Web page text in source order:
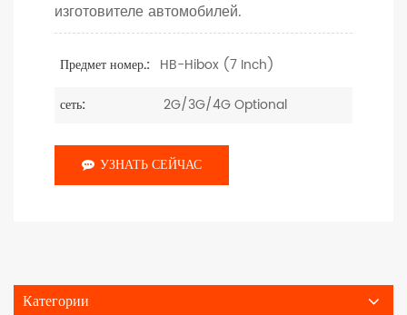
изготовителе автомобилей.
Предмет номер.: HB-Hibox (7 Inch)
сеть:
2G/3G/4G Optional
УЗНАТЬ СЕЙЧАС
Категории